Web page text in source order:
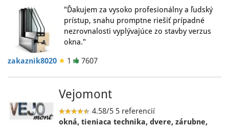
"Ďakujem za vysoko profesionálny a ľudský
prístup, snahu promptne riešiť prípadné
nezrovnalosti vyplývajúce zo stavby verzus
okna."
zakaznik8020 1 7607
Vejomont
4.58/5 5 referencií
okná, tieniaca technika, dvere, zárubne,